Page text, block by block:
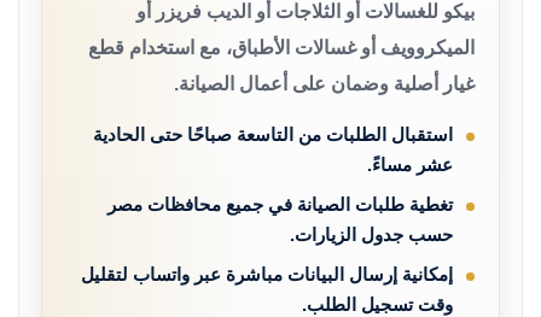
بيكو للغسالات أو الثلاجات أو الديب فريزر أو
الميكروويف أو غسالات الأطباق، مع استخدام قطع
غيار أصلية وضمان على أعمال الصيانة.
استقبال الطلبات من التاسعة صباحًا حتى الحادية
عشر مساءً.
تغطية طلبات الصيانة في جميع محافظات مصر
حسب جدول الزيارات.
إمكانية إرسال البيانات مباشرة عبر واتساب لتقليل
وقت تسجيل الطلب.